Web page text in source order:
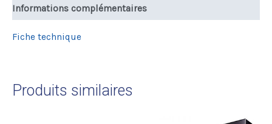
Informations complémentaires
Fiche technique
Produits similaires